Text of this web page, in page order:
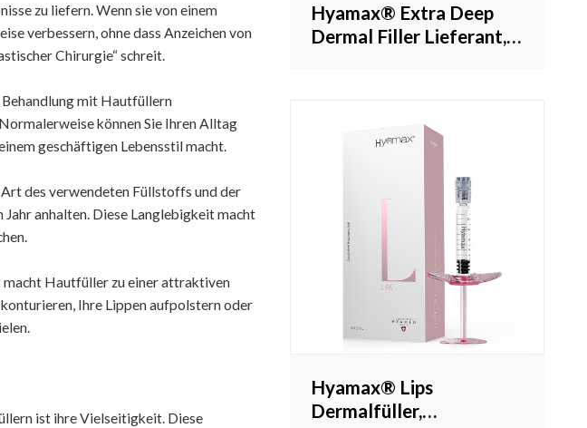
zu liefern. Wenn sie von einem
verbessern, ohne dass Anzeichen von
Chirurgie“ schreit.
mit Hautfüllern
können Sie Ihren Alltag
geschäftigen Lebensstil macht.
des verwendeten Füllstoffs und der
anhalten. Diese Langlebigkeit macht
macht Hautfüller zu einer attraktiven
Ihre Lippen aufpolstern oder
ist ihre Vielseitigkeit. Diese
Hyamax® Extra Deep
Dermal Filler Lieferant,
Hyamax® Lips
Dermalfüller,